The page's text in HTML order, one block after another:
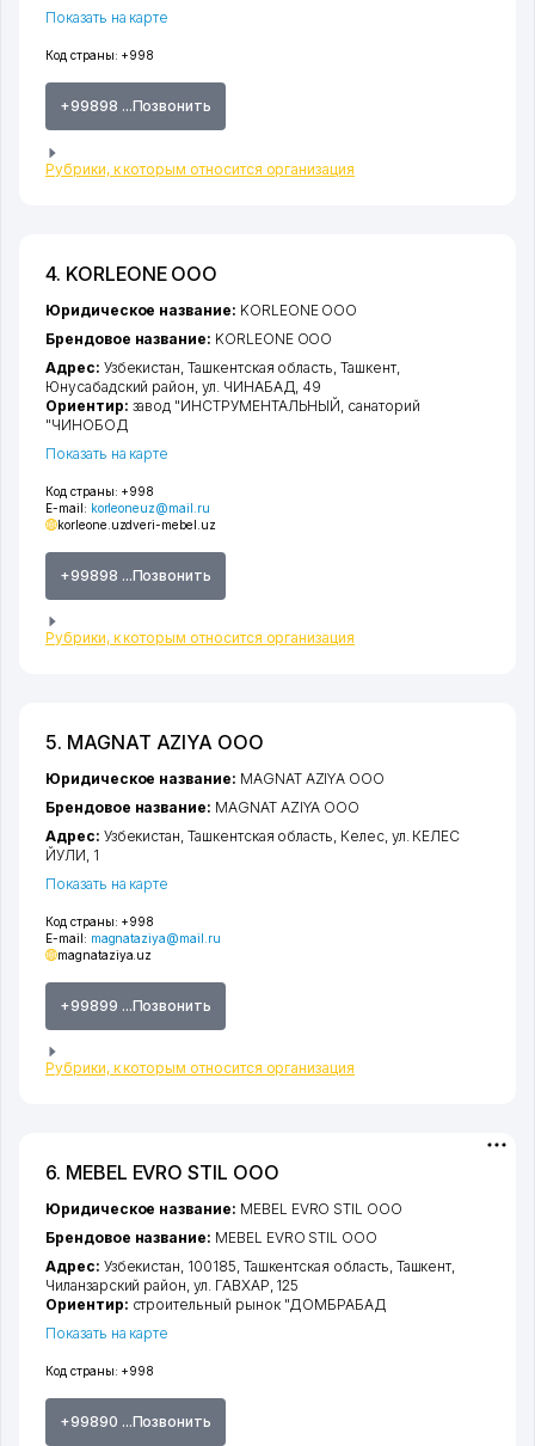
Код страны: +998
+99898 ...Позвонить
Рубрики, к которым относится организация
Показать на карте
4. KORLEONE ООО
Код страны: +998
E-mail: korleoneuz@mail.ru
korleone.uzdveri-mebel.uz
+99898 ...Позвонить
Рубрики, к которым относится организация
Юридическое название: KORLEONE ООО
Брендовое название: KORLEONE ООО
Адрес: Узбекистан,Ташкентская область ,Ташкент,
Юнусабадский район ,ул. ЧИНАБАД , 49
Ориентир: завод "ИНСТРУМЕНТАЛЬНЫЙ, санаторий
"ЧИНОБОД
Показать на карте
5. MAGNAT AZIYA ООО
Код страны: +998
E-mail: magnataziya@mail.ru
magnataziya.uz
+99899 ...Позвонить
Рубрики, к которым относится организация
Юридическое название: MAGNAT AZIYA ООО
Брендовое название: MAGNAT AZIYA ООО
Адрес: Узбекистан,Ташкентская область Келес, ул. КЕЛЕС
ЙУЛИ , 1
Показать на карте
6. MEBEL EVRO STIL ООО
Код страны: +998
+99890 ...Позвонить
Юридическое название: MEBEL EVRO STIL ООО
Брендовое название: MEBEL EVRO STIL ООО
Адрес: Узбекистан, 100185, Ташкентская область, Ташкент,
Чиланзарский район,ул. ГАВХАР, 125
Ориентир: строительный рынок "ДОМБРАБАД
Показать на карте